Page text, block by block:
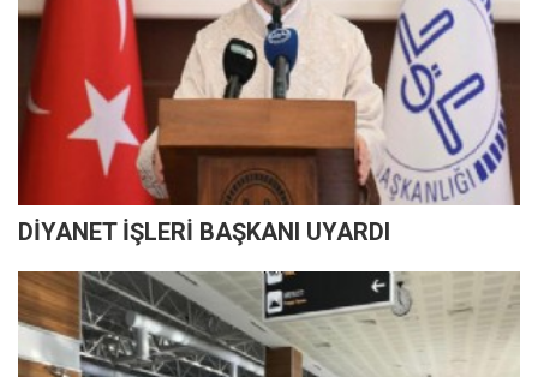
DİYANET İŞLERİ BAŞKANI UYARDI